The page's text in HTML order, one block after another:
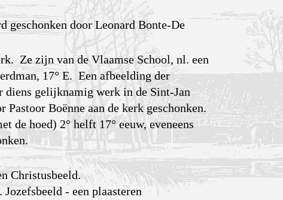
geschonken door Leonard Bonte-De
Ze zijn van de Vlaamse School, nl. een
17° E. Een afbeelding der
diens gelijknamig werk in de Sint-Jan
Boënne aan de kerk geschonken.
de hoed) 2° helft 17° eeuw, eveneens
Christusbeeld.
- een plaasteren